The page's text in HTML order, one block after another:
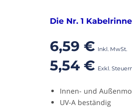
Die Nr. 1
6,59 €
5,54 €
Innen- und
UV-A beständig